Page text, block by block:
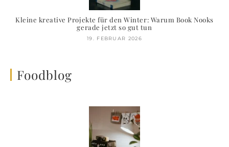
Kleine kreative Projekte für den Winter: Warum Book Nooks
gerade jetzt so gut tun
19. FEBRUAR 2026
Foodblog